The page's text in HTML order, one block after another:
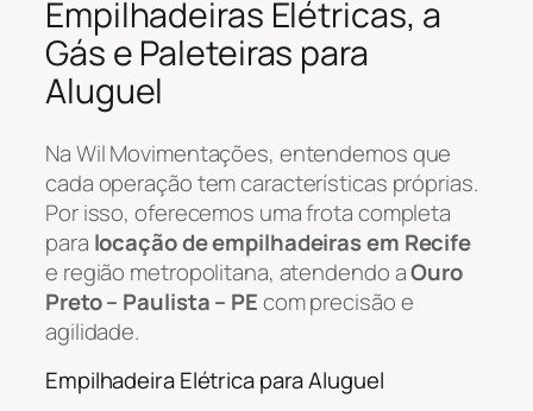
Empilhadeiras Elétricas, a
Gás e Paleteiras para
Aluguel
Na Wil Movimentações, entendemos que
cada operação tem características próprias.
Por isso, oferecemos uma frota completa
para locação de empilhadeiras em Recife
e região metropolitana, atendendo aOuro
Preto – Paulista – PEcom precisão e
agilidade.
Empilhadeira Elétrica para Aluguel